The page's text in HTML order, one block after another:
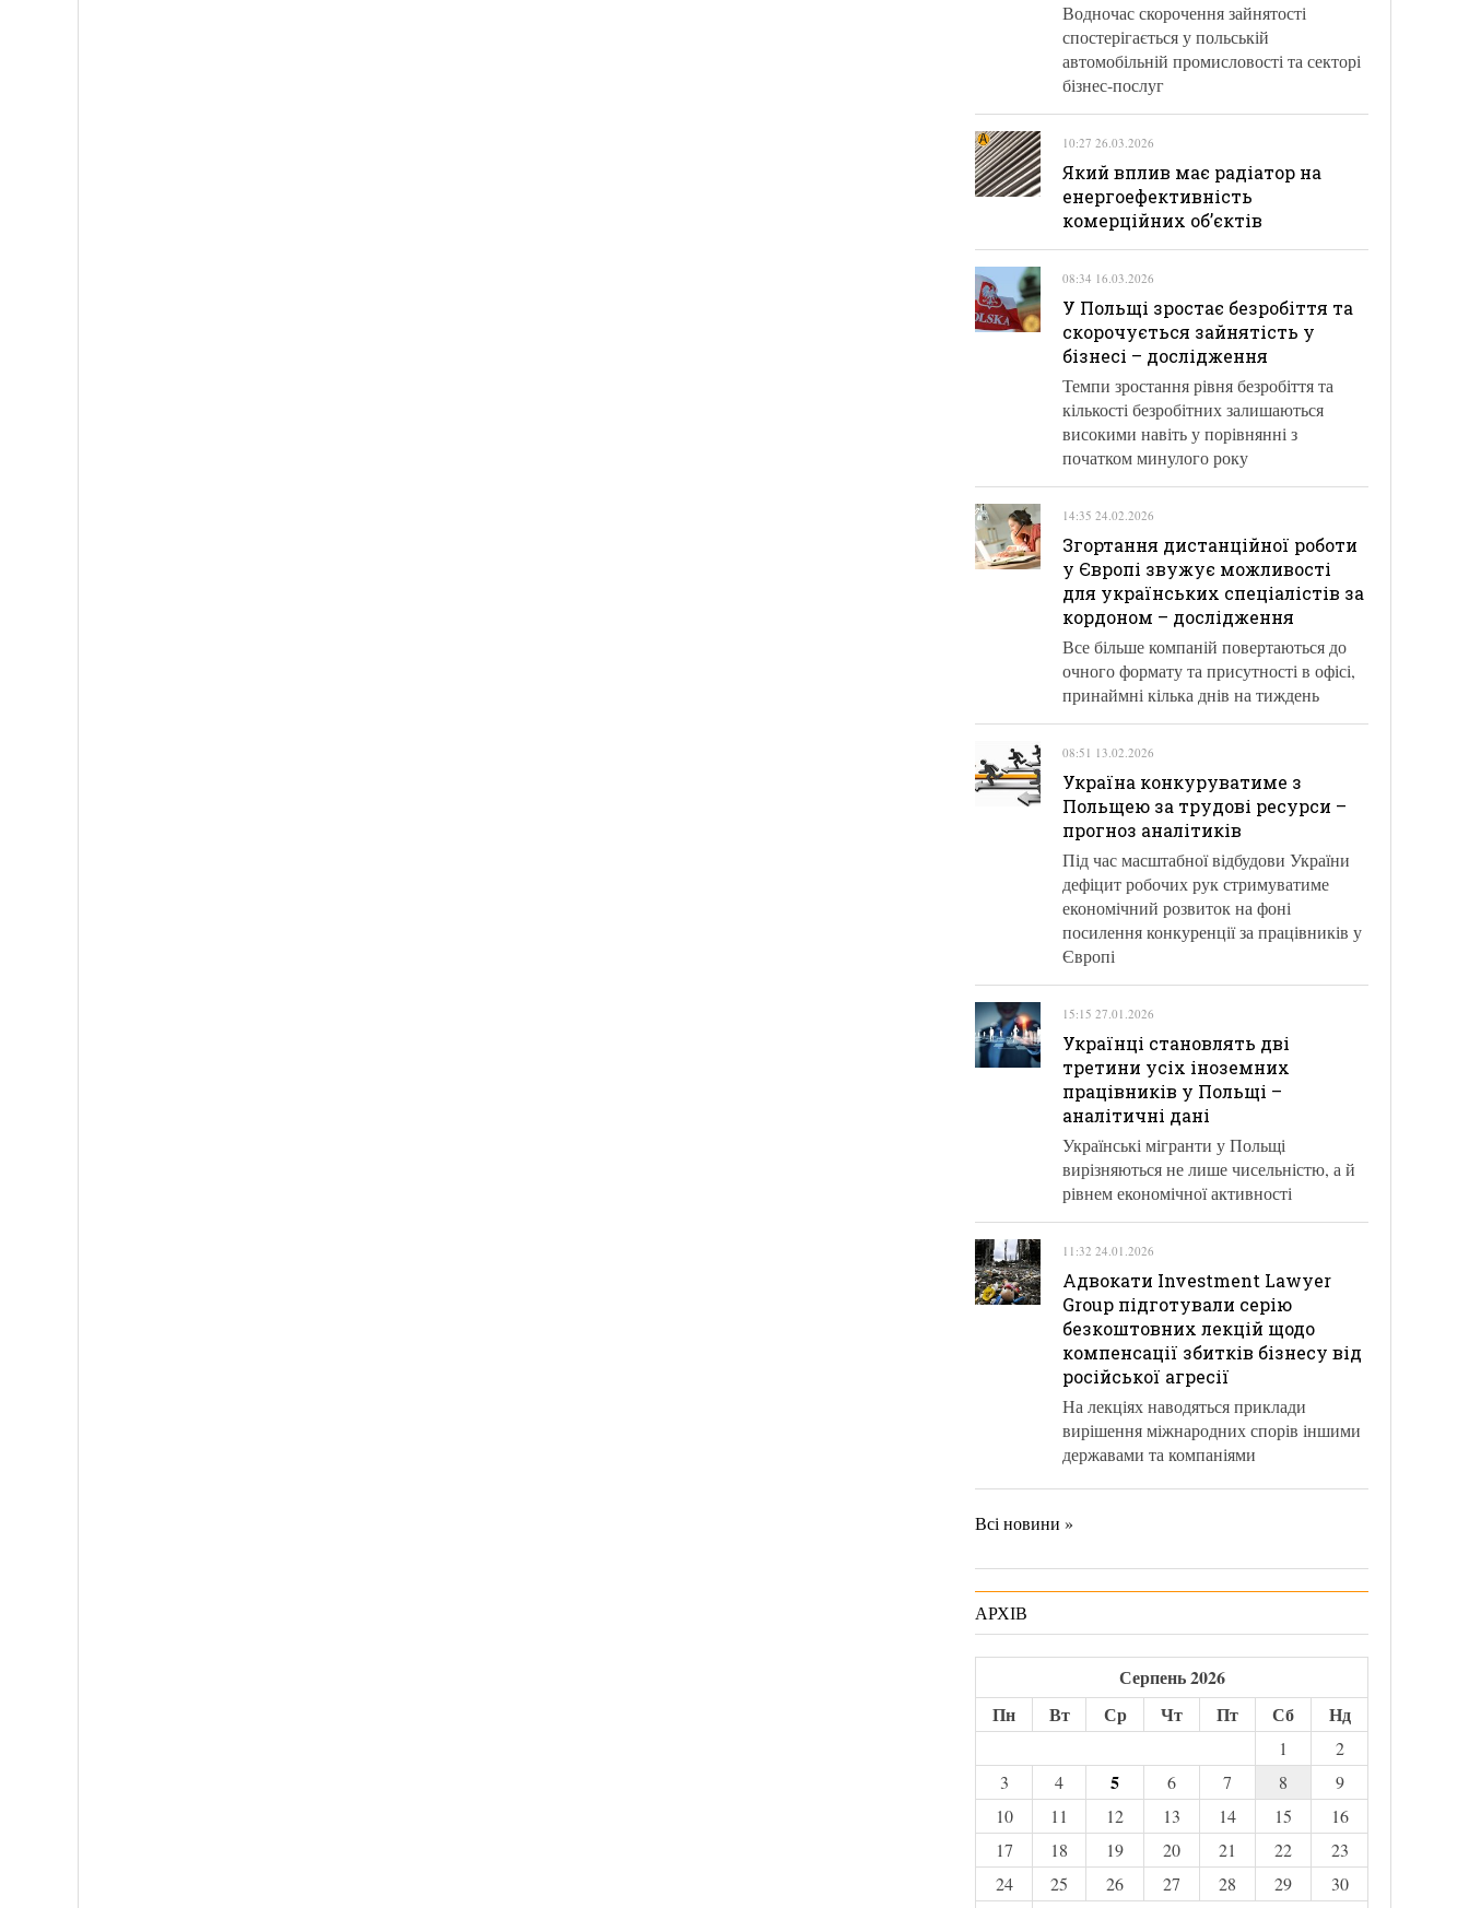
Водночас скорочення зайнятості
спостерігається у польській
автомобільній промисловості та секторі
бізнес-послуг
10:27 26.03.2026
Який вплив має радіатор на
енергоефективність
комерційних об’єктів
08:34 16.03.2026
У Польщі зростає безробіття та
скорочується зайнятість у
бізнесі – дослідження
Темпи зростання рівня безробіття та
кількості безробітних залишаються
високими навіть у порівнянні з
початком минулого року
14:35 24.02.2026
Згортання дистанційної роботи
у Європі звужує можливості
для українських спеціалістів за
кордоном – дослідження
Все більше компаній повертаються до
очного формату та присутності в офісі,
принаймні кілька днів на тиждень
08:51 13.02.2026
Україна конкуруватиме з
Польщею за трудові ресурси –
прогноз аналітиків
Під час масштабної відбудови України
дефіцит робочих рук стримуватиме
економічний розвиток на фоні
посилення конкуренції за працівників у
Європі
15:15 27.01.2026
Українці становлять дві
третини усіх іноземних
працівників у Польщі –
аналітичні дані
Українські мігранти у Польщі
вирізняються не лише чисельністю, а й
рівнем економічної активності
11:32 24.01.2026
Адвокати Investment Lawyer
Group підготували серію
безкоштовних лекцій щодо
компенсації збитків бізнесу від
російської агресії
На лекціях наводяться приклади
вирішення міжнародних спорів іншими
державами та компаніями
Всі новини »
АРХІВ
Серпень 2026
Пн
Вт Ср Чт Пт Сб Нд
1
2
3
4 5 6 7 8
9
10
11 12 13 14 15
16
17
18 19 20 21 22
23
24
25 26 27 28 29
30